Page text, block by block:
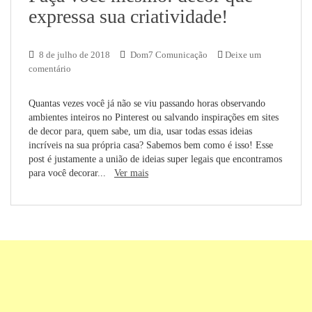
expressa sua criatividade!
8 de julho de 2018 Dom7 Comunicação
Deixe um
comentário
Quantas vezes você já não se viu passando horas observando
ambientes inteiros no Pinterest ou salvando inspirações em sites
de decor para, quem sabe, um dia, usar todas essas ideias
incríveis na sua própria casa? Sabemos bem como é isso! Esse
post é justamente a união de ideias super legais que encontramos
para você decorar... Ver mais